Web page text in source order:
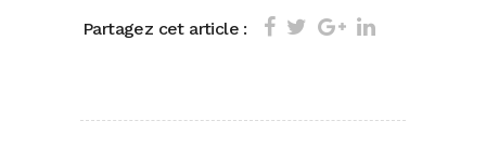
Partagez cet article :